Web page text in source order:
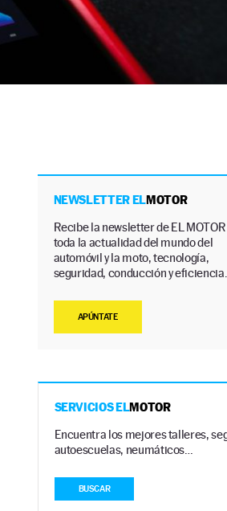
NEWSLETTER ELMOTOR
Recibe la newsletter de EL
toda la actualidad del mundo del
automóvil y la moto, tecnología,
seguridad, conducción y eficiencia.
APÚNTATE
SERVICIOS ELMOTOR
Encuentra los mejores talleres,
autoescuelas, neumáticos…
BUSCAR